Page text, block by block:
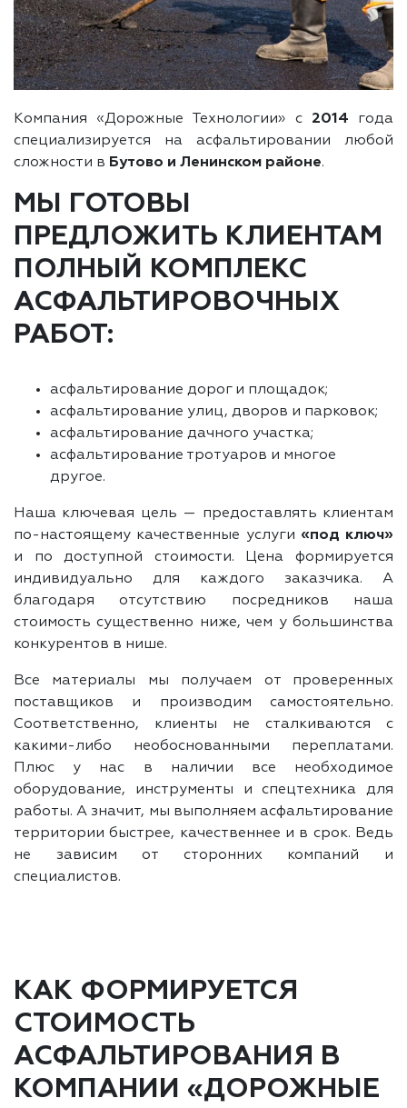
Компания «Дорожные Технологии» с 2014 года
специализируется на асфальтировании любой
сложности в Бутово и Ленинском районе.
МЫ ГОТОВЫ
ПРЕДЛОЖИТЬ КЛИЕНТАМ
ПОЛНЫЙ КОМПЛЕКС
АСФАЛЬТИРОВОЧНЫХ
РАБОТ:
асфальтирование дорог и площадок;
асфальтирование улиц, дворов и парковок;
асфальтирование дачного участка;
асфальтирование тротуаров и многое
другое.
Наша ключевая цель — предоставлять клиентам
по-настоящему качественные услуги «под ключ»
и по доступной стоимости. Цена формируется
индивидуально для каждого заказчика. А
благодаря отсутствию посредников наша
стоимость существенно ниже, чем у большинства
конкурентов в нише.
Все материалы мы получаем от проверенных
поставщиков и производим самостоятельно.
Соответственно, клиенты не сталкиваются с
какими-либо необоснованными переплатами.
Плюс у нас в наличии все необходимое
оборудование, инструменты и спецтехника для
работы. А значит, мы выполняем асфальтирование
территории быстрее, качественнее и в срок. Ведь
не зависим от сторонних компаний и
специалистов.
КАК ФОРМИРУЕТСЯ
СТОИМОСТЬ
АСФАЛЬТИРОВАНИЯ В
КОМПАНИИ «ДОРОЖНЫЕ